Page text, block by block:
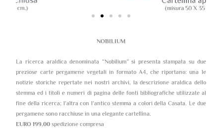
NOBILIUM
La ricerca araldica denominata “Nobilium” si presenta stampata su due
preziose carte pergamene vegetali in formato A4, che riportano: una le
notizie storiche repertate nei nostri archivi, la descrizione araldica dello
stemma ed i titoli e numeri di pagina delle fonti bibliografiche utilizzate al
fine della ricerca; l’altra con l’antico stemma a colori della Casata. Le due
pergamene sono racchiuse in una elegante cartellina.
EURO 199,00 spedizione compresa